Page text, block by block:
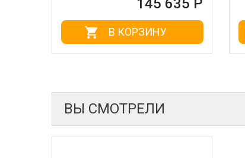
145 635 Р
В КОРЗИНУ
ВЫ СМОТРЕЛИ